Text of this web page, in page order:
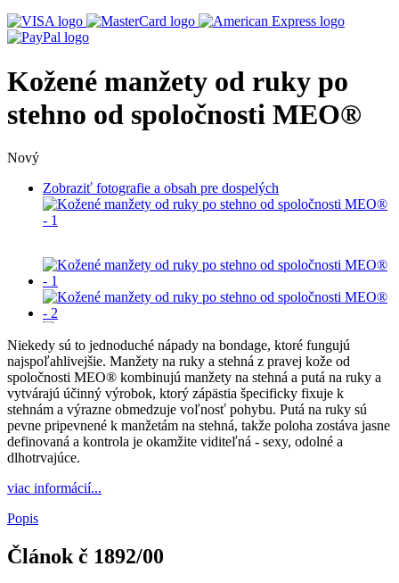
Kožené manžety od ruky po
stehno od spoločnosti MEO®
Nový
Zobraziť fotografie a obsah pre dospelých
Niekedy sú to jednoduché nápady na bondage, ktoré fungujú
najspoľahlivejšie. Manžety na ruky a stehná z pravej kože od
spoločnosti MEO® kombinujú manžety na stehná a putá na ruky a
vytvárajú účinný výrobok, ktorý zápästia špecificky fixuje k
stehnám a výrazne obmedzuje voľnosť pohybu. Putá na ruky sú
pevne pripevnené k manžetám na stehná, takže poloha zostáva jasne
definovaná a kontrola je okamžite viditeľná - sexy, odolné a
dlhotrvajúce.
viac informácií...
Popis
Článok č 1892/00